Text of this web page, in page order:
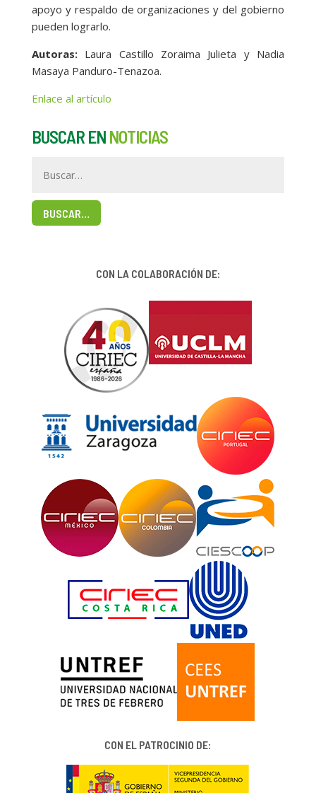
apoyo y respaldo de organizaciones y del gobierno
pueden lograrlo.
Autoras:Laura Castillo Zoraima Julieta y Nadia
Masaya Panduro-Tenazoa.
Enlace al artículo
BUSCAR EN NOTICIAS
BUSCAR…
CON LA COLABORACIÓN DE:
CON EL PATROCINIO DE: